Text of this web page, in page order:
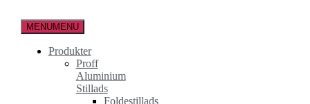
indholdet
MENUMENU
Produkter
Proff
Aluminium
Stillads
Foldestillads